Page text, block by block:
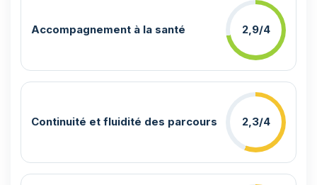
Accompagnement à la santé 2,9/4
Continuité et fluidité des parcours 2,3/4